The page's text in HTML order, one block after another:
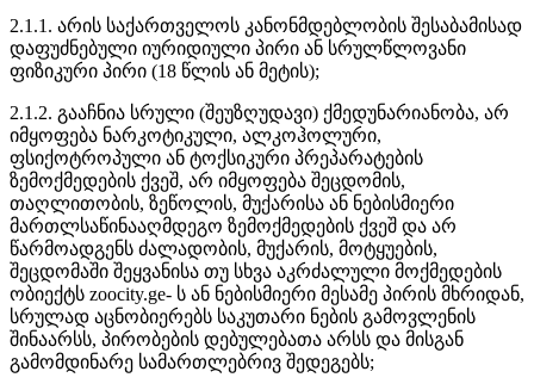
2.1.1. არის საქართველოს კანონმდებლობის შესაბამისად
დაფუძნებული იურიდიული პირი ან სრულწლოვანი
ფიზიკური პირი (18 წლის ან მეტის);
2.1.2. გააჩნია სრული (შეუზღუდავი) ქმედუნარიანობა, არ
იმყოფება ნარკოტიკული, ალკოჰოლური,
ფსიქოტროპული ან ტოქსიკური პრეპარატების
ზემოქმედების ქვეშ, არ იმყოფება შეცდომის,
თაღლითობის, ზეწოლის, მუქარისა ან ნებისმიერი
მართლსაწინააღმდეგო ზემოქმედების ქვეშ და არ
წარმოადგენს ძალადობის, მუქარის, მოტყუების,
შეცდომაში შეყვანისა თუ სხვა აკრძალული მოქმედების
ობიექტს zoocity.ge- ს ან ნებისმიერი მესამე პირის მხრიდან,
სრულად აცნობიერებს საკუთარი ნების გამოვლენის
შინაარსს, პირობების დებულებათა არსს და მისგან
გამომდინარე სამართლებრივ შედეგებს;